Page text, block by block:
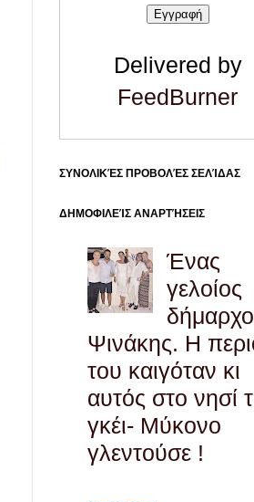
Delivered by
FeedBurner
ΣΥΝΟΛΙΚΈΣ ΠΡΟΒΟΛΈΣ ΣΕΛΊΔΑΣ
ΔΗΜΟΦΙΛΕΊΣ ΑΝΑΡΤΉΣΕΙΣ
Ένας
γελοίος
Ψινάκης. Η
του καιγόταν κι
αυτός στο νησί
γκέι- Μύκονο
γλεντούσε !